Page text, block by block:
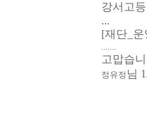
강서고
...
[재단_운
.......
고맙습
정유정님